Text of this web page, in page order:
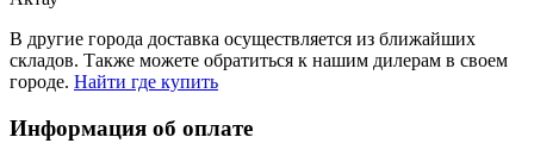
В другие города доставка осуществляется из ближайших
складов. Также можете обратиться к нашим дилерам в своем
городе. Найти где купить
Информация об оплате